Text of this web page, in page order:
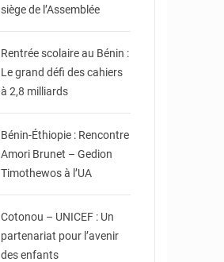
siège de l’Assemblée
Rentrée scolaire au Bénin :
Le grand défi des cahiers
à 2,8 milliards
Bénin-Éthiopie : Rencontre
Amori Brunet – Gedion
Timothewos à l’UA
Cotonou – UNICEF : Un
partenariat pour l’avenir
des enfants